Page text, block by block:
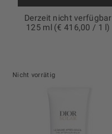
Derzeit nicht verfügbar
125 ml (€ 416,00 / 1 l)
Nicht vorrätig